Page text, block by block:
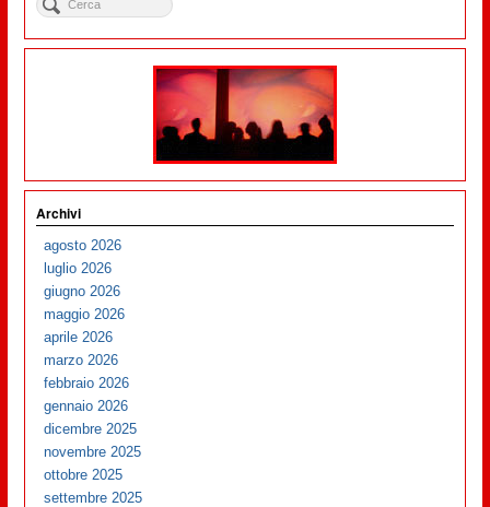
Archivi
agosto 2026
luglio 2026
giugno 2026
maggio 2026
aprile 2026
marzo 2026
febbraio 2026
gennaio 2026
dicembre 2025
novembre 2025
ottobre 2025
settembre 2025